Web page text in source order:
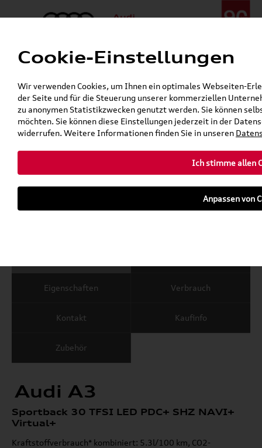
Menü
24h-Pannenhilfe:+49 (0)171 / 870 72 87
Gerade geöffnet
Verkauf:
Mo. - Fr. 08:00 - 19:00 Uhr Sa. 09:00 - 13:00 Uhr
Service:Mo. - Fr. 06:00 - 20:00 Uhr Sa. 08:00 - 13:00 Uhr
Fahrzeug
Parkhaus
Eigenschaften Verbrauch
Kontakt Kaufinfo
Zubehör
Audi A3
Sportback 30 TFSI LED PDC+ SHZ NAVI+
Virtual+
Kraftstoffverbrauch* kombiniert: 5.3l/100 km, CO2-
Cookie-Einstellungen
Wir verwenden Cookies, um Ihnen ein optimales Webseiten-
der Seite und für die Steuerung unserer kommerziellen
zu anonymen Statistikzwecken genutzt werden. Sie können
möchten. Sie können diese Einstellungen jederzeit in der
widerrufen. Weitere Informationen finden Sie in unseren
Ich stimme allen
Anpassen von